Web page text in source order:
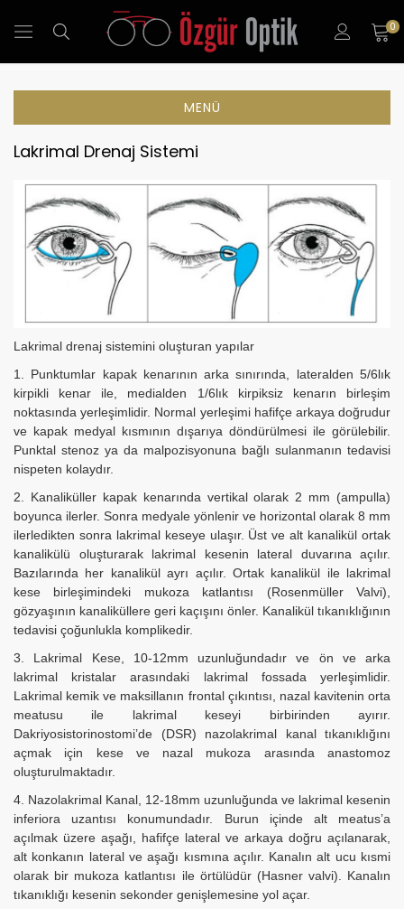
0
MENÜ
Lakrimal Drenaj Sistemi
Lakrimal drenaj sistemini oluşturan yapılar
1. Punktumlar kapak kenarının arka sınırında, lateralden 5/6lık
kirpikli kenar ile, medialden 1/6lık kirpiksiz kenarın birleşim
noktasında yerleşimlidir. Normal yerleşimi hafifçe arkaya doğrudur
ve kapak medyal kısmının dışarıya döndürülmesi ile görülebilir.
Punktal stenoz ya da malpozisyonuna bağlı sulanmanın tedavisi
nispeten kolaydır.
2. Kanaliküller kapak kenarında vertikal olarak 2 mm (ampulla)
boyunca ilerler. Sonra medyale yönlenir ve horizontal olarak 8 mm
ilerledikten sonra lakrimal keseye ulaşır. Üst ve alt kanalikül ortak
kanalikülü oluşturarak lakrimal kesenin lateral duvarına açılır.
Bazılarında her kanalikül ayrı açılır. Ortak kanalikül ile lakrimal
kese birleşimindeki mukoza katlantısı (Rosenmüller Valvi),
gözyaşının kanaliküllere geri kaçışını önler. Kanalikül tıkanıklığının
tedavisi çoğunlukla komplikedir.
3. Lakrimal Kese, 10-12mm uzunluğundadır ve ön ve arka
lakrimal kristalar arasındaki lakrimal fossada yerleşimlidir.
Lakrimal kemik ve maksillanın frontal çıkıntısı, nazal kavitenin orta
meatusu ile lakrimal keseyi birbirinden ayırır.
Dakriyosistorinostomi’de (DSR) nazolakrimal kanal tıkanıklığını
açmak için kese ve nazal mukoza arasında anastomoz
oluşturulmaktadır.
4. Nazolakrimal Kanal, 12-18mm uzunluğunda ve lakrimal kesenin
inferiora uzantısı konumundadır. Burun içinde alt meatus’a
açılmak üzere aşağı, hafifçe lateral ve arkaya doğru açılanarak,
alt konkanın lateral ve aşağı kısmına açılır. Kanalın alt ucu kısmi
olarak bir mukoza katlantısı ile örtülüdür (Hasner valvi). Kanalın
tıkanıklığı kesenin sekonder genişlemesine yol açar.